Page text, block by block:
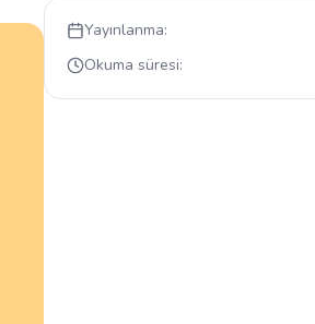
Yayınlanma:
Okuma süresi: